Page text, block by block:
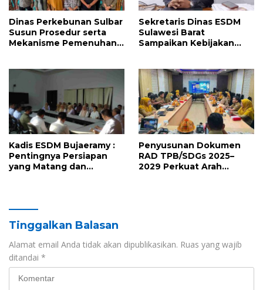
Dinas Perkebunan Sulbar
Susun Prosedur serta
Mekanisme Pemenuhan
Pasangkayu
Sekretaris Dinas ESDM
Sulawesi Barat
Sampaikan Kebijakan
Kadis ESDM Bujaeramy :
Pentingnya Persiapan
yang Matang dan
Penyusunan Dokumen
RAD TPB/SDGs 2025–
2029 Perkuat Arah
Tinggalkan Balasan
Alamat email Anda tidak akan dipublikasikan. Ruas yang wajib
ditandai *